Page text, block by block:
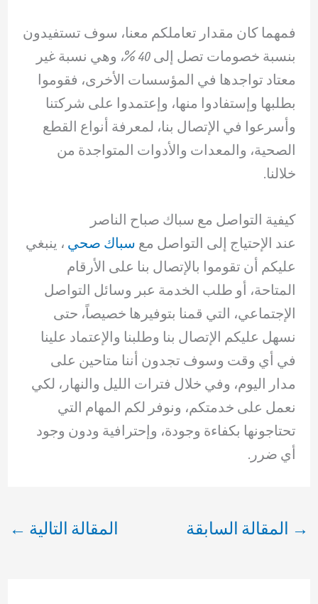
فمهما كان مقدار تعاملكم معنا، سوف تستفيدون
بنسبة خصومات تصل إلى 40 %، وهي نسبة غير
معتاد تواجدها في المؤسسات الأخرى، فقوموا
بطلبها وإستفادوا منها، وإعتمدوا على شركتنا
وأسرعوا في الإتصال بنا، لمعرفة أنواع القطع
الصحية، والمعدات والأدوات المتواجدة من
خلالنا.
كيفية التواصل مع سباك صباح الناصر
عند الإحتياج إلى التواصل مع سباك صحي ، ينبغي
عليكم أن تقوموا بالإتصال بنا على الأرقام
المتاحة، أو طلب الخدمة عبر وسائل التواصل
الإجتماعي، التي قمنا بتوفيرها خصيصاً، حتى
نسهل عليكم الإتصال بنا وطلبنا والإعتماد علينا
في أي وقت وسوف تجدون أننا متاحين على
مدار اليوم، وفي خلال فترات الليل والنهار، لكي
نعمل على خدمتكم، ونوفر لكم المهام التي
تحتاجونها بكفاءة وجودة، وإحترافية ودون وجود
أي ضرر.
→ المقالة السابقة المقالة التالية ←